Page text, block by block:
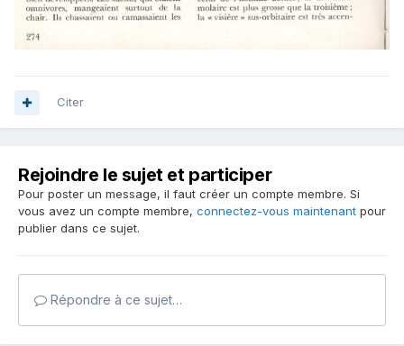
Citer
Rejoindre le sujet et participer
Pour poster un message, il faut créer un compte membre. Si
vous avez un compte membre, connectez-vous maintenant pour
publier dans ce sujet.
Répondre à ce sujet…